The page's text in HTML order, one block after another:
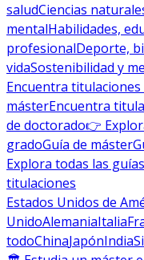
saludCiencias
mentalHabilidades,
profesionalDeporte,
vidaSostenibilidad y
Encuentra titulaciones
másterEncuentra
de doctorado👉
gradoGuía de máster
Explora todas las
titulaciones
Estados Unidos de
UnidoAlemaniaItalia
todoChinaJapónIndia